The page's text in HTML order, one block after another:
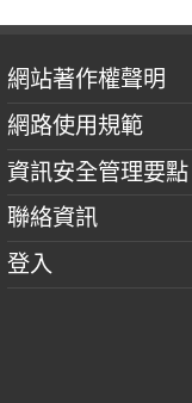
網站著作權聲明
網路使用規範
資訊安全管理要點
聯絡資訊
登入